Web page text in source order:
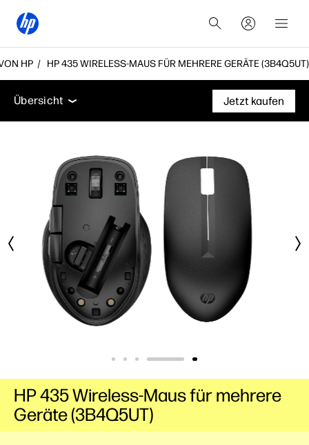
HP HP 435 WIRELESS-MAUS FÜR MEHRERE GERÄTE (3B4Q5UT)
Übersicht Funktionen Technische Daten
Übersicht
Funktionen
Technische Daten
Zubehör
Support
Jetzt kaufen
HP 435 Wireless-Maus für mehrere
Geräte (3B4Q5UT)